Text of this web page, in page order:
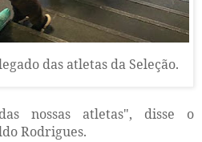
das atletas da Seleção.
nossas atletas", disse o
Rodrigues.